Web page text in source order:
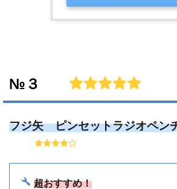
№３
フジ矢 ピンセットラジオペン
超おすすめ！